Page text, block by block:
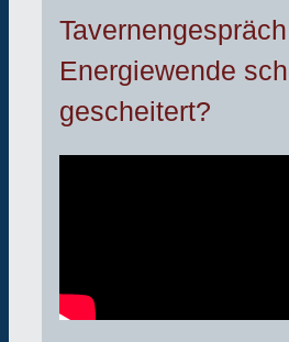
Energiewende
gescheitert?